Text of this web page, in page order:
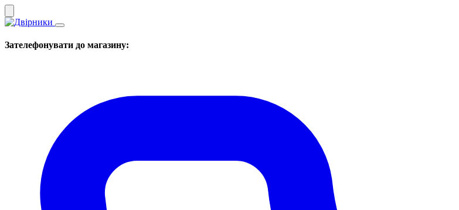
Зателефонувати до магазину: